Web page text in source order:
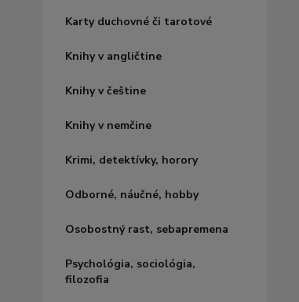
Karty duchovné či tarotové
Knihy v angličtine
Knihy v češtine
Knihy v nemčine
Krimi, detektívky, horory
Odborné, náučné, hobby
Osobostný rast, sebapremena
Psychológia, sociológia,
filozofia